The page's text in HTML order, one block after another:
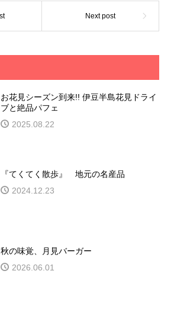
お花見シーズン到来!! 伊豆半島花見ドライ
ブと絶品パフェ
2025.08.22
『てくてく散歩』 地元の名産品
2024.12.23
秋の味覚、月見バーガー
2026.06.01